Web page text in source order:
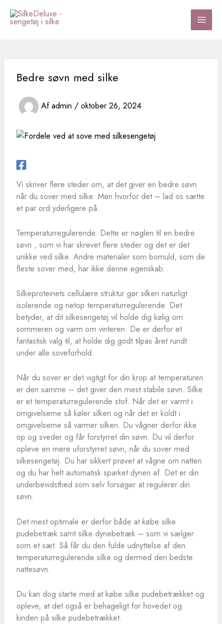
indholdet
Bedre søvn med silke
Afadmin / oktober 26, 2024
Vi skriver flere steder om, at det giver en bedre søvn
når du sover med silke. Men hvorfor det – lad os sætte
et par ord yderligere på.
Temperaturregulerende. Dette er nøglen til en bedre
søvn , som vi har skrevet flere steder og det er det
unikke ved silke. Andre materialer som bomuld, som de
fleste sover med, har ikke denne egenskab.
Silkeproteinets cellulære struktur gør silken naturligt
isolerende og netop temperaturregulerende. Det
betyder, at dit silkesengetøj vil holde dig kølig om
sommeren og varm om vinteren. De er derfor et
fantastisk valg til, at holde dig godt tilpas året rundt
under alle soveforhold.
Når du sover er det vigtigt for din krop at temperaturen
er den samme – det giver den mest stabile søvn. Silke
er et temperaturregulerende stof. Når det er varmt i
omgivelserne så køler silken og når det er koldt i
omgivelserne så varmer silken. Du vågner derfor ikke
op og sveder og får forstyrret din søvn. Du vil derfor
opleve en mere uforstyrret søvn, når du sover med
silkesengetøj. Du har sikkert prøvet at vågne om natten
og du har helt automatisk sparket dynen af. Det er din
underbevidsthed som selv forsøger at regulerer din
søvn.
Det mest optimale er derfor både at købe silke
pudebetræk samt silke dynebetræk – som vi sælger
som et sæt. Så får du den fulde udnyttelse af den
temperaturregulerende silke og dermed den bedste
nattesøvn.
Du kan dog starte med at købe silke pudebetrækket og
opleve, at det også er behageligt for hovedet og
kinden på silke pudebetrækket.